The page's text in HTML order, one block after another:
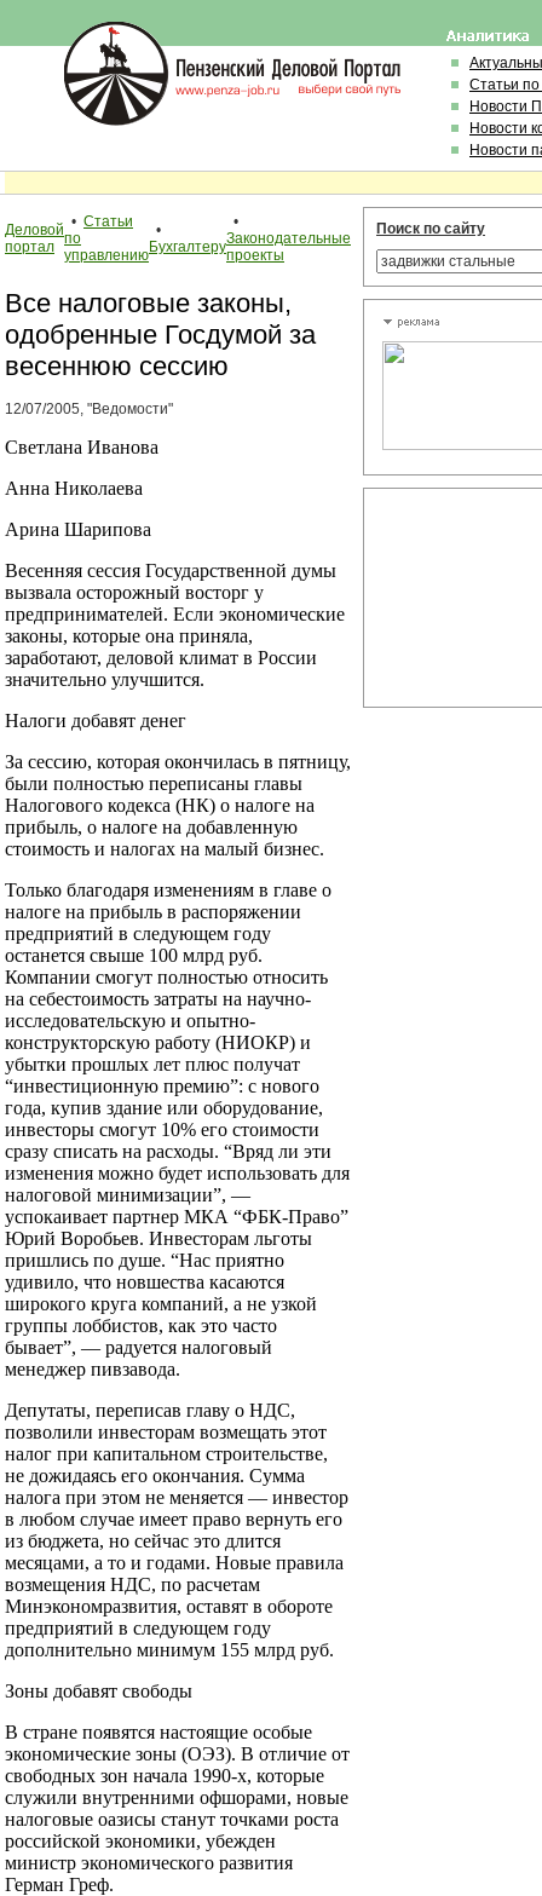
Статьи
Новости
Новости
Новости
Деловой
портал
• Статьи
по
управлению
•
Бухгалтеру
•
Законодательные
проекты
Все налоговые законы,
одобренные Госдумой за
весеннюю сессию
12/07/2005, "Ведомости"
Светлана Иванова
Анна Николаева
Арина Шарипова
Весенняя сессия Государственной думы
вызвала осторожный восторг у
предпринимателей. Если экономические
законы, которые она приняла,
заработают, деловой климат в России
значительно улучшится.
Налоги добавят денег
За сессию, которая окончилась в пятницу,
были полностью переписаны главы
Налогового кодекса (НК) о налоге на
прибыль, о налоге на добавленную
стоимость и налогах на малый бизнес.
Только благодаря изменениям в главе о
налоге на прибыль в распоряжении
предприятий в следующем году
останется свыше 100 млрд руб.
Компании смогут полностью относить
на себестоимость затраты на научно-
исследовательскую и опытно-
конструкторскую работу (НИОКР) и
убытки прошлых лет плюс получат
“инвестиционную премию”: с нового
года, купив здание или оборудование,
инвесторы смогут 10% его стоимости
сразу списать на расходы. “Вряд ли эти
изменения можно будет использовать для
налоговой минимизации”, —
успокаивает партнер МКА “ФБК-Право”
Юрий Воробьев. Инвесторам льготы
пришлись по душе. “Нас приятно
удивило, что новшества касаются
широкого круга компаний, а не узкой
группы лоббистов, как это часто
бывает”, — радуется налоговый
менеджер пивзавода.
Депутаты, переписав главу о НДС,
позволили инвесторам возмещать этот
налог при капитальном строительстве,
не дожидаясь его окончания. Сумма
налога при этом не меняется — инвестор
в любом случае имеет право вернуть его
из бюджета, но сейчас это длится
месяцами, а то и годами. Новые правила
возмещения НДС, по расчетам
Минэкономразвития, оставят в обороте
предприятий в следующем году
дополнительно минимум 155 млрд руб.
Зоны добавят свободы
В стране появятся настоящие особые
экономические зоны (ОЭЗ). В отличие от
свободных зон начала 1990-х, которые
служили внутренними офшорами, новые
налоговые оазисы станут точками роста
российской экономики, убежден
министр экономического развития
Герман Греф.
Поиск по сайту